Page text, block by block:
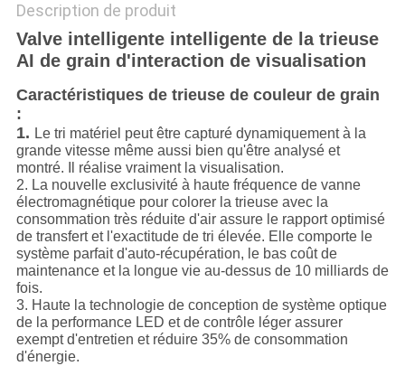
Description de produit
Valve intelligente intelligente de la trieuse
AI de grain d'interaction de visualisation
Caractéristiques de trieuse de couleur de grain
:
1. Le tri matériel peut être capturé dynamiquement à la
grande vitesse même aussi bien qu'être analysé et
montré. Il réalise vraiment la visualisation.
2. La nouvelle exclusivité à haute fréquence de vanne
électromagnétique pour colorer la trieuse avec la
consommation très réduite d'air assure le rapport optimisé
de transfert et l'exactitude de tri élevée. Elle comporte le
système parfait d'auto-récupération, le bas coût de
maintenance et la longue vie au-dessus de 10 milliards de
fois.
3. Haute la technologie de conception de système optique
de la performance LED et de contrôle léger assurer
exempt d'entretien et réduire 35% de consommation
d'énergie.